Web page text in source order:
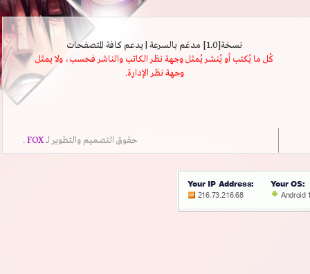
نسخة[1.0] مدعَم بالسرعة | يدعم كافة المتصفحات
كُل ما يُكتب أو يُنشر يُمثل وجهة نظر الكاتب والناشر فحسب، ولا يمثل
وجهة نظر الإدارة.
حقوق التصميم والتطوير لــFOX
.